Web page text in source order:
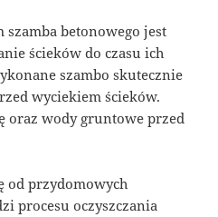
szamba betonowego jest
ścieków do czasu ich
szambo skutecznie
wyciekiem ścieków.
oraz wody gruntowe przed
od przydomowych
procesu oczyszczania